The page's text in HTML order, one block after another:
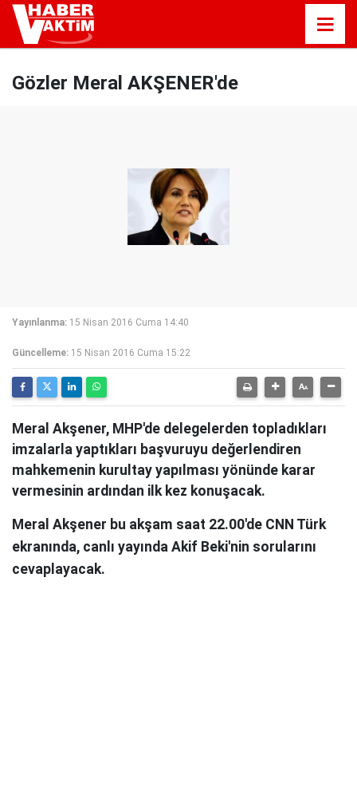
Gözler Meral AKŞENER'de
Yayınlanma: 15 Nisan 2016 Cuma 14:40
Güncelleme: 15 Nisan 2016 Cuma 15:22
Meral Akşener, MHP'de delegelerden topladıkları
imzalarla yaptıkları başvuruyu değerlendiren
mahkemenin kurultay yapılması yönünde karar
vermesinin ardından ilk kez konuşacak.
Meral Akşener bu akşam saat 22.00'de CNN Türk
ekranında, canlı yayında Akif Beki'nin sorularını
cevaplayacak.